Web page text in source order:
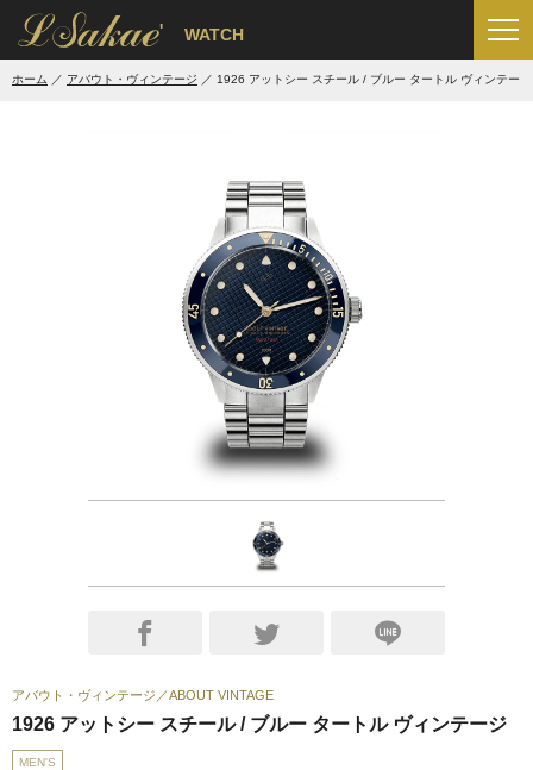
' WATCH
ホーム アバウト・ヴィンテージ 1926 アットシー スチール / ブルー タートル ヴィンテージ
アバウト・ヴィンテージ ABOUT VINTAGE
1926 アットシー スチール / ブルー タートル ヴィンテージ
MEN'S